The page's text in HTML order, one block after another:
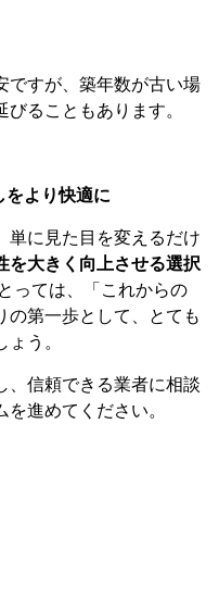
ですが、築年数が古い場
ることもあります。
より快適に
単に見た目を変えるだけ
を大きく向上させる選択
っては、「これからの
の第一歩として、とても
う。
、信頼できる業者に相談
進めてください。